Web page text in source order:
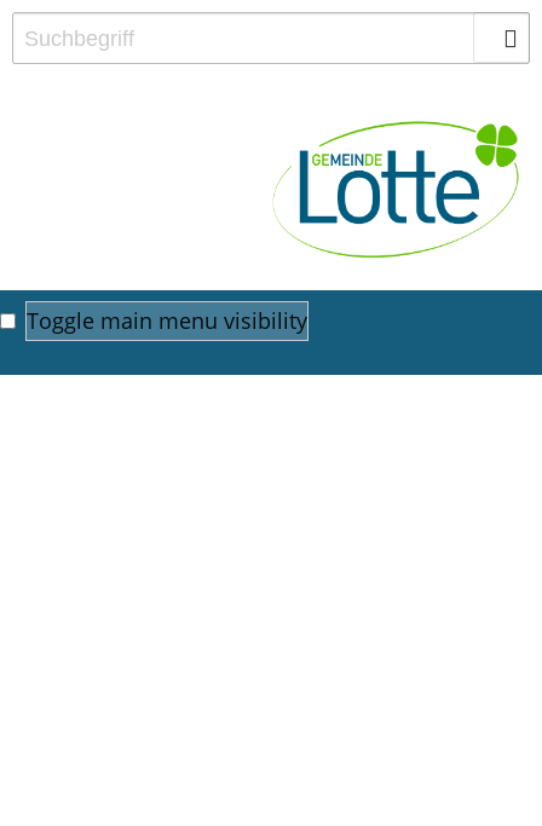
Toggle main menu visibility